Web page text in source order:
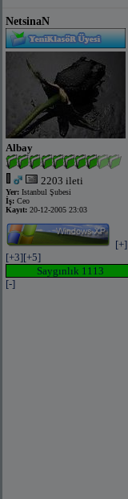
NetsinaN
Albay
2203 ileti
Yer: Istanbul Şubesi
İş: Ceo
Kayıt: 20-12-2005 23:03
[+]
[+3][+5]
Saygınlık 1113
[-]